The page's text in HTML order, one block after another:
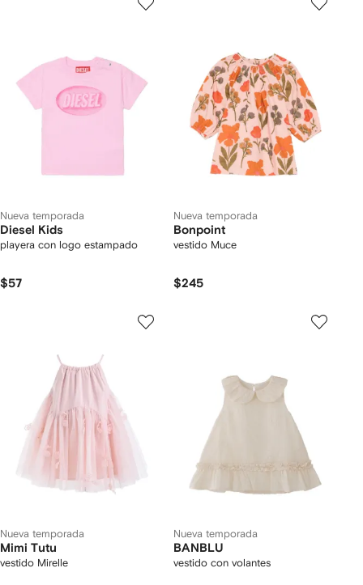
Nueva temporada
Diesel Kids
playera con logo estampado
$57
Nueva temporada
Bonpoint
vestido Muce
$245
Nueva temporada
Mimi Tutu
vestido Mirelle
Nueva temporada
BANBLU
vestido con volantes